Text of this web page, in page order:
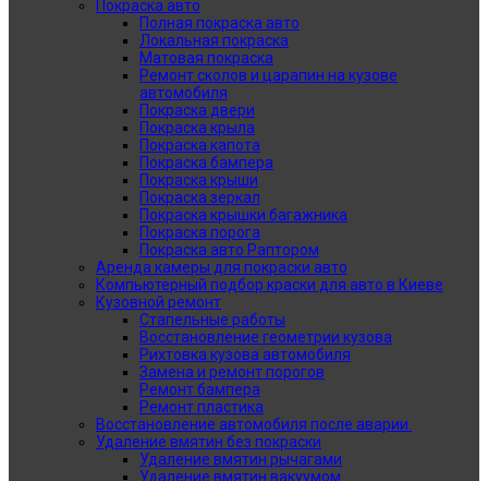
Покраска авто
Полная покраска авто
Локальная покраска
Матовая покраска
Ремонт сколов и царапин на кузове
автомобиля
Покраска двери
Покраска крыла
Покраска капота
Покраска бампера
Покраска крыши
Покраска зеркал
Покраска крышки багажника
Покраска порога
Покраска авто Раптором
Аренда камеры для покраски авто
Компьютерный подбор краски для авто в Киеве
Кузовной ремонт
Стапельные работы
Восстановление геометрии кузова
Рихтовка кузова автомобиля
Замена и ремонт порогов
Ремонт бампера
Ремонт пластика
Восстановление автомобиля после аварии.
Удаление вмятин без покраски
Удаление вмятин рычагами
Удаление вмятин вакуумом